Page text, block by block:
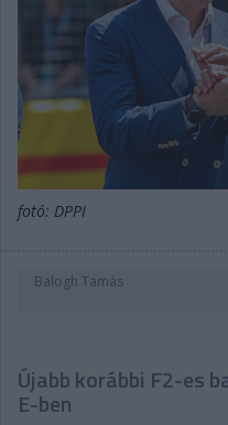
fotó: DPPI
Balogh Tamás
Újabb korábbi F2-es
E-ben